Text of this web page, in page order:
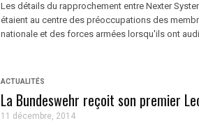
Les détails du rapprochement entre Nexter
étaient au centre des préoccupations des
nationale et des forces armées lorsqu'ils ont
ACTUALITÉS
La Bundeswehr reçoit son premier
11 décembre, 2014